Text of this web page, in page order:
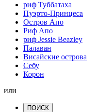
риф Туббатаха
Пуэрто-Принцеса
Остров Апо
Риф Апо
риф Jessie Beazley
Палаван
Висайские острова
Себу
Корон
или
ПОИСК